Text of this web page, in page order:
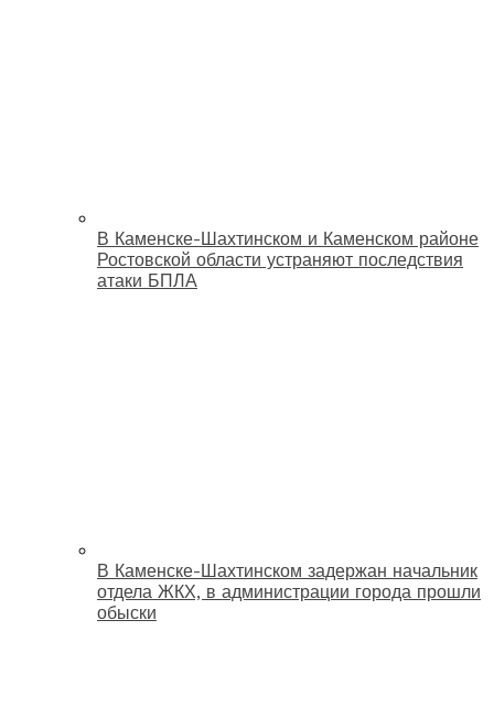
В Каменске-Шахтинском и Каменском районе
Ростовской области устраняют последствия
атаки БПЛА
В Каменске-Шахтинском задержан начальник
отдела ЖКХ, в администрации города прошли
обыски